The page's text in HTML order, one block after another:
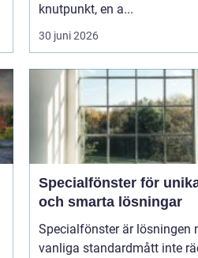
knutpunkt, en a...
30 juni 2026
Specialfönster för
och smarta lösningar
Specialfönster är lösningen
vanliga standardmått inte